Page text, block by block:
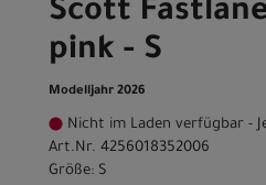
Scott
pink - S
Modelljahr 2026
Nicht im Laden verfügbar -
Art.Nr. 4256018352006
Größe: S